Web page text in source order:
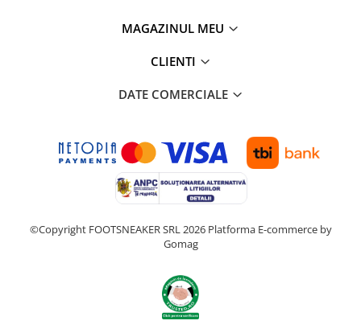
MAGAZINUL MEU
CLIENTI
DATE COMERCIALE
©Copyright FOOTSNEAKER SRL 2026 Platforma E-commerce by
Gomag